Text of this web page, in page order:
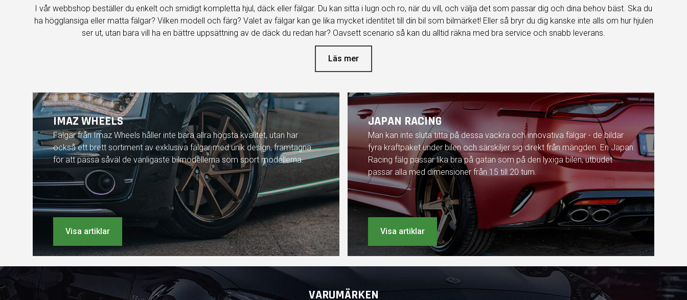
I vår webbshop beställer du enkelt och smidigt kompletta hjul, däck eller fälgar. Du kan sitta i lugn och ro, när du vill, och välja det som passar dig och dina behov bäst. Ska du
ha högglansiga eller matta fälgar? Vilken modell och färg? Valet av fälgar kan ge lika mycket identitet till din bil som bilmärket! Eller så bryr du dig kanske inte alls om hur hjulen
ser ut, utan bara vill ha en bättre uppsättning av de däck du redan har? Oavsett scenario så kan du alltid räkna med bra service och snabb leverans.
Läs mer
IMAZ WHEELS
Fälgar från Imaz Wheels håller inte bara allra högsta kvalitet, utan har
också ett brett sortiment av exklusiva fälgar med unik design, framtagna
för att passa såväl de vanligaste bilmodellerna som sport modellerna.
Visa artiklar
JAPAN RACING
Man kan inte sluta titta på dessa vackra och innovativa fälgar - de bildar
fyra kraftpaket under bilen och särskiljer sig direkt från mängden. En Japan
Racing fälg passar lika bra på gatan som på den lyxiga bilen, utbudet
passar alla med dimensioner från 15 till 20 tum.
Visa artiklar
VARUMÄRKEN